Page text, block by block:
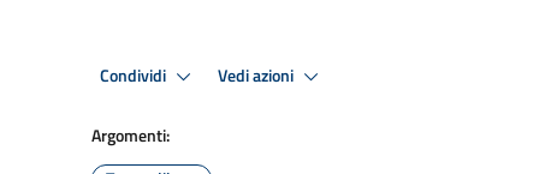
Condividi Vedi azioni
Argomenti: